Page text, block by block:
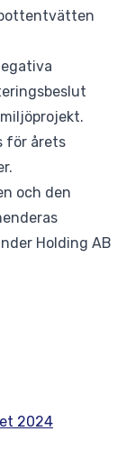
för årets
och den
Holding AB
2024